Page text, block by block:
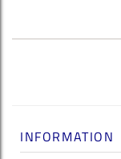
INFORMATION